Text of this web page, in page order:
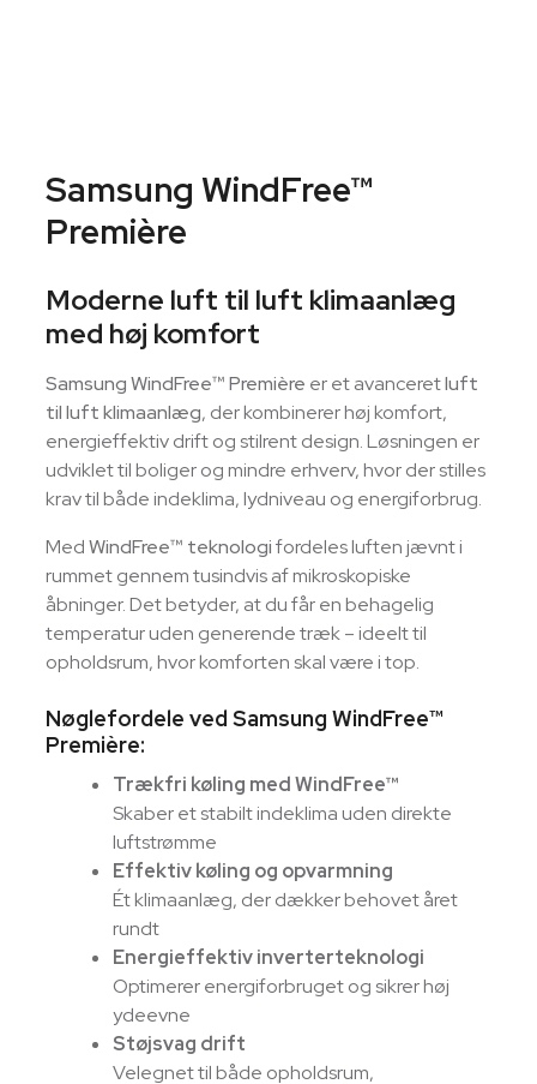
Samsung WindFree™
Première
Moderne luft til luft klimaanlæg
med høj komfort
Samsung WindFree™ Première er et avanceretluft
til luft klimaanlæg, der kombinerer høj komfort,
energieffektiv drift og stilrent design. Løsningen er
udviklet til boliger og mindre erhverv, hvor der stilles
krav til både indeklima, lydniveau og energiforbrug.
MedWindFree™ teknologifordeles luften jævnt i
rummet gennem tusindvis af mikroskopiske
åbninger. Det betyder, at du får en behagelig
temperatur uden generende træk – ideelt til
opholdsrum, hvor komforten skal være i top.
Nøglefordele ved Samsung WindFree™
Première:
Trækfri køling med WindFree™
Skaber et stabilt indeklima uden direkte
luftstrømme
Effektiv køling og opvarmning
Ét klimaanlæg, der dækker behovet året
rundt
Energieffektiv inverterteknologi
Optimerer energiforbruget og sikrer høj
ydeevne
Støjsvag drift
Velegnet til både opholdsrum,